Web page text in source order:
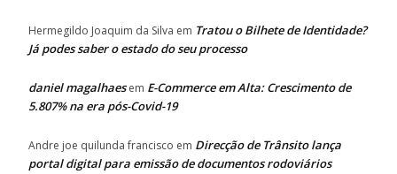
Hermegildo Joaquim da Silva em Tratou o Bilhete de Identidade?
Já podes saber o estado do seu processo
daniel magalhaesem E-Commerce em Alta: Crescimento de
5.807% na era pós-Covid-19
Andre joe quilunda francisco em Direcção de Trânsito lança
portal digital para emissão de documentos rodoviários